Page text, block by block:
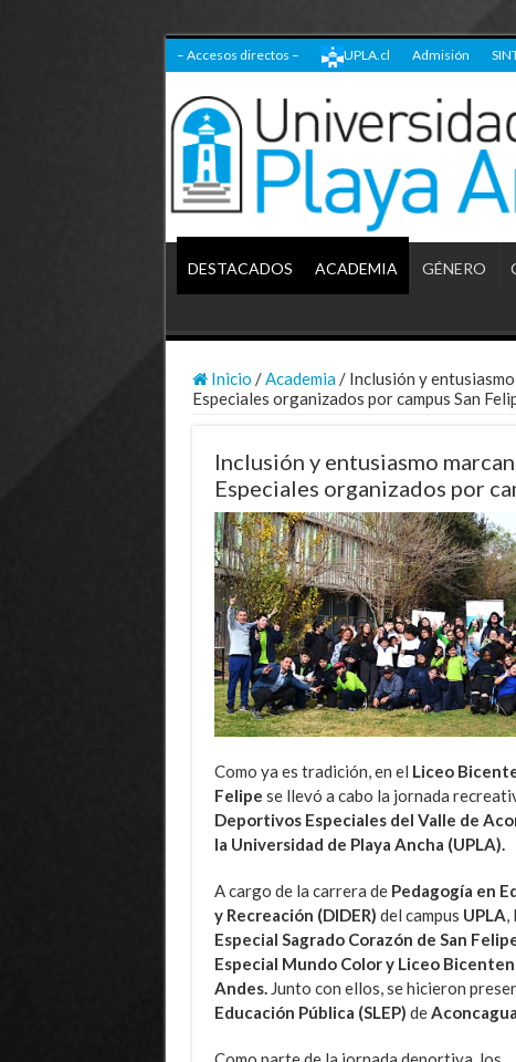
– Accesos directos – UPLA.cl Admisión
DESTACADOS ACADEMIA GÉNERO
Inicio / Academia / Inclusión y
Especiales organizados por campus San
Inclusión y entusiasmo
Especiales organizados por
Como ya es tradición, en el Liceo
Felipe se llevó a cabo la jornada
Deportivos Especiales del Valle de
la Universidad de Playa Ancha (UPLA).
A cargo de la carrera de Pedagogía en
y Recreación (DIDER) del campus UPLA
Especial Sagrado Corazón de San
Especial Mundo Color y Liceo
Andes. Junto con ellos, se hicieron
Educación Pública (SLEP) de Aconcagua.